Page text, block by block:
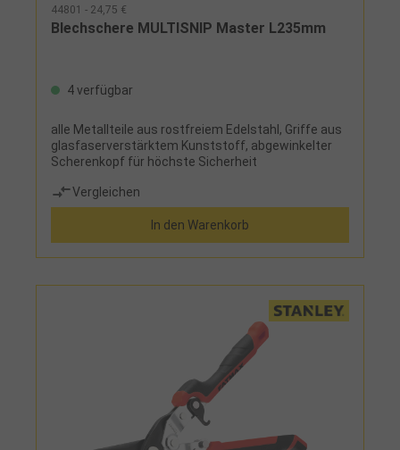
44801 - 24,75 €
Blechschere MULTISNIP Master L235mm
4 verfügbar
alle Metallteile aus rostfreiem Edelstahl, Griffe aus
glasfaserverstärktem Kunststoff, abgewinkelter
Scherenkopf für höchste Sicherheit
Vergleichen
In den Warenkorb